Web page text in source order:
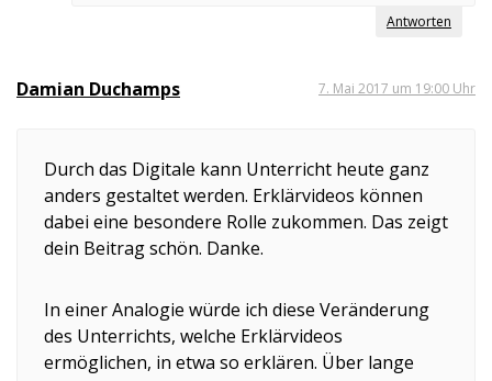
Antworten
Damian Duchamps 7. Mai 2017 um 19:00 Uhr
Durch das Digitale kann Unterricht heute ganz
anders gestaltet werden. Erklärvideos können
dabei eine besondere Rolle zukommen. Das zeigt
dein Beitrag schön. Danke.
In einer Analogie würde ich diese Veränderung
des Unterrichts, welche Erklärvideos
ermöglichen, in etwa so erklären. Über lange